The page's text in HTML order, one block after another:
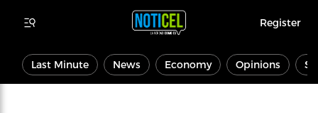
Register
Last Minute News Economy Opinions